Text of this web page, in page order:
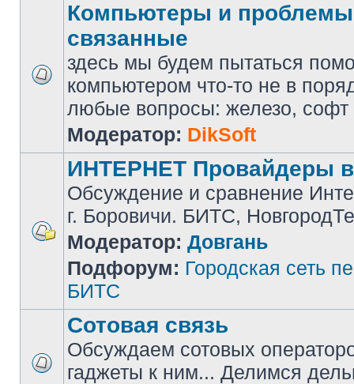
Компьютеры и
связанные
здесь мы будем пытаться
компьютером что-то не в
любые вопросы: железо, софт
Модератор: DikSoft
ИНТЕРНЕТ Провайдеры
Обсуждение и сравнение
г. Боровичи. БИТС,
Модератор: Довгань
Подфорум: Городская сеть
БИТС
Сотовая связь
Обсуждаем сотовых
гаджеты к ним... Делимся